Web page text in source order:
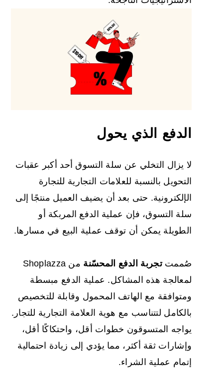
الدفع الذي يحول
لا يزال التخلي عن سلة التسوق أحد أكبر عقبات
التحويل بالنسبة للعلامات التجارية للتجارة
الإلكترونية. حتى بعد أن يضيف العميل منتجًا إلى
سلة التسوق، فإن عملية الدفع المربكة أو
الطويلة يمكن أن توقف عملية البيع في مسارها.
صُممتتجربة الدفع المحسّنة
من Shoplazza
لمعالجة هذه المشاكل. عملية الدفع مبسطة
ومتوافقة مع الهاتف المحمول وقابلة للتخصيص
بالكامل لتتناسب مع هوية العلامة التجارية للتجار.
يواجه المتسوقون خطوات أقل، واحتكاكًا أقل،
وإشارات ثقة أكثر، مما يؤدي إلى زيادة احتمالية
إتمام عملية الشراء.